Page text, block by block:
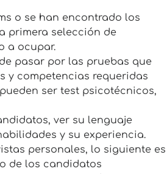
o se han encontrado los
primera selección de
a ocupar.
pasar por las pruebas que
y competencias requeridas
ser test psicotécnicos,
ver su lenguaje
y su experiencia.
personales, lo siguiente es
de los candidatos